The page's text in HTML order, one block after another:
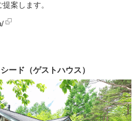
案します。
ード（ゲストハウス）